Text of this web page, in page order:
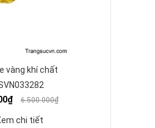
vàng khí chất
6.500.000₫
chi tiết